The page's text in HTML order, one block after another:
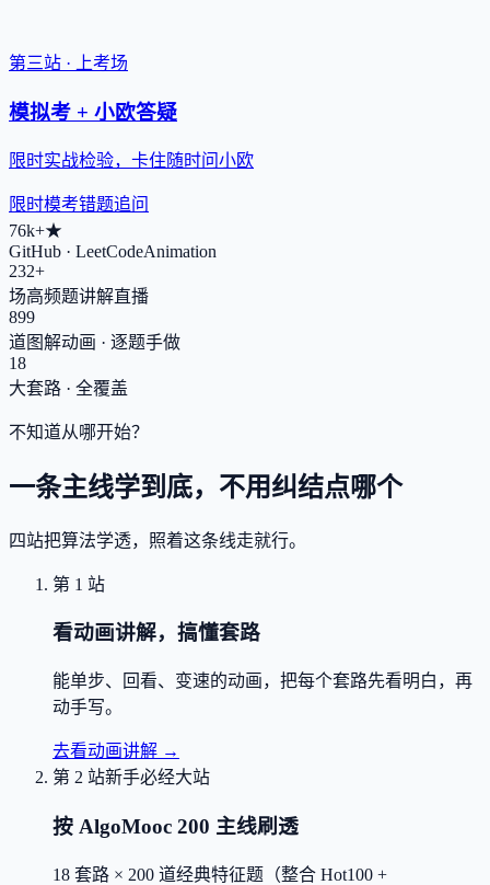
第三站 · 上考场
模拟考 + 小欧答疑
限时实战检验，卡住随时问小欧
限时模考错题追问
76k+★
GitHub · LeetCodeAnimation
232+
场高频题讲解直播
899
道图解动画 · 逐题手做
18
大套路 · 全覆盖
不知道从哪开始？
一条主线学到底，不用纠结点哪个
四站把算法学透，照着这条线走就行。
第 1 站
看动画讲解，搞懂套路
能单步、回看、变速的动画，把每个套路先看明白，再
动手写。
去看动画讲解 →
第 2 站新手必经大站
按 AlgoMooc 200 主线刷透
18 套路 × 200 道经典特征题（整合 Hot100 +